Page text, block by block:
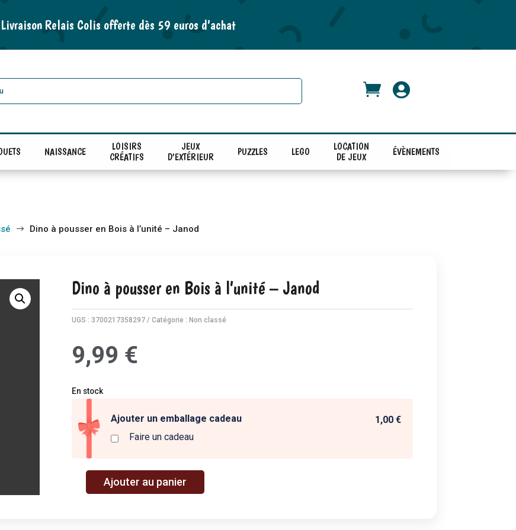
Livraison Relais Colis offerte dès 59 euros d’achat
 
NAISSANCE
LOISIRS
CRÉATIFS
JEUX
D'EXTÉRIEUR
PUZZLES LEGO
LOCATION
DE JEUX
ÉVÈNEMENTS
$ Dino à pousser en Bois à l’unité – Janod
Dino à pousser en Bois à l’unité – Janod
UGS : 3700217358297 Catégorie : Non classé
9,99 €
En stock
Ajouter un emballage cadeau
Faire un cadeau
1,00 €
quantité
Ajouter au panier